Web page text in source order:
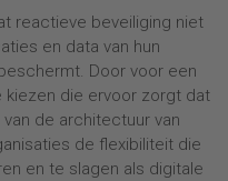
reactieve beveiliging niet
en data van hun
Door voor een
kiezen die ervoor zorgt dat
de architectuur van
de flexibiliteit die
en te slagen als digitale